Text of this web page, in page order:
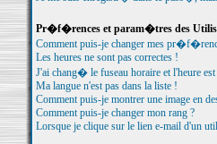
Pr�f�rences et param�tres des
Comment puis-je changer mes
Les heures ne sont pas correctes !
J'ai chang� le fuseau horaire et l'heure
Ma langue n'est pas dans la liste !
Comment puis-je montrer une image en
Comment puis-je changer mon rang ?
Lorsque je clique sur le lien e-mail d'un